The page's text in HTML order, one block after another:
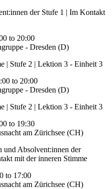
der Stufe 1 | Im Kontakt
to 20:00
- Dresden (D)
| Stufe 2 | Lektion 3 - Einheit 3
to 20:00
- Dresden (D)
| Stufe 2 | Lektion 3 - Einheit 3
to 19:30
am Zürichsee (CH)
und Absolvent:innen der
mit der inneren Stimme
to 17:00
am Zürichsee (CH)